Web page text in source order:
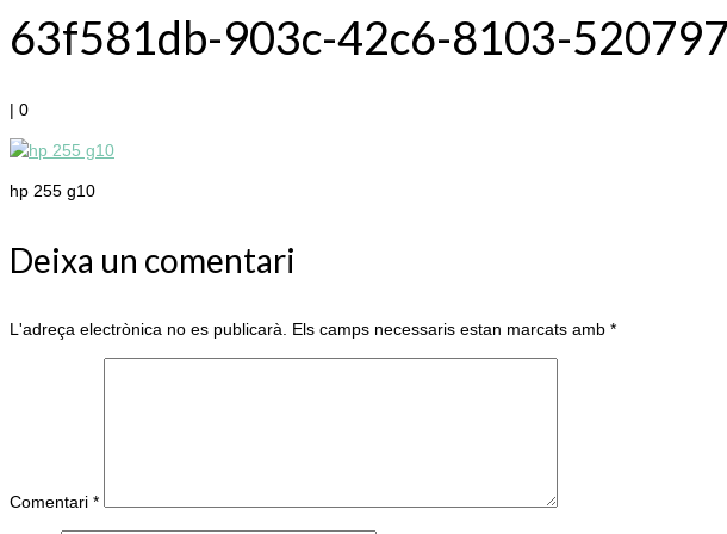
63f581db-903c-42c6-8103-
| 0
hp 255 g10
Deixa un comentari
L'adreça electrònica no es publicarà. Els camps necessaris estan marcats amb *
Comentari *